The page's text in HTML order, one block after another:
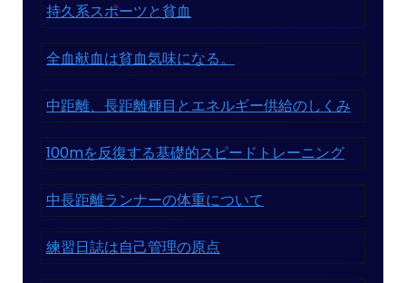
持久系スポーツと貧血
全血献血は貧血気味になる。
中距離、長距離種目とエネルギー供給のしくみ
100mを反復する基礎的スピードトレーニング
中長距離ランナーの体重について
練習日誌は自己管理の原点